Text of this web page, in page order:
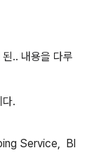
.. 내용을 다루
.
Service, Bl